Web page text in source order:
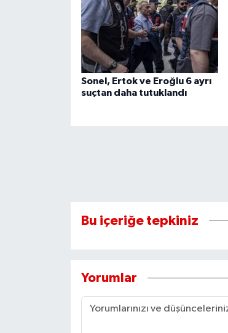
Sonel, Ertok ve Eroğlu 6 ayrı
suçtan daha tutuklandı
Bu içeriğe tepkiniz
Yorumlar